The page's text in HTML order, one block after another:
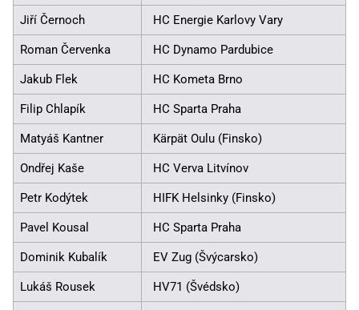
Jiří Černoch HC Energie Karlovy Vary
Roman Červenka HC Dynamo Pardubice
Jakub Flek HC Kometa Brno
Filip Chlapík HC Sparta Praha
Matyáš Kantner Kärpät Oulu (Finsko)
Ondřej Kaše HC Verva Litvínov
Petr Kodýtek HIFK Helsinky (Finsko)
Pavel Kousal HC Sparta Praha
Dominik Kubalík EV Zug (Švýcarsko)
Lukáš Rousek HV71 (Švédsko)